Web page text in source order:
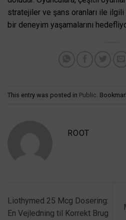
stratejiler ve şans oranları ile
bir deneyim yaşamalarını
This entry was posted in Public .
ROOT
Liothymed 25 Mcg Dosering:
En Vejledning til Korrekt Brug